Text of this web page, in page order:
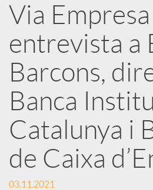
b
l
i
c
a
Via Empresa
entrevista a
Barcons,
Banca
Catalunya i
de Caixa
03.11.2021